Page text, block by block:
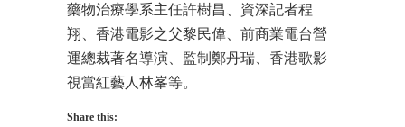
藥物治療學系主任許樹昌、資深記者程
翔、香港電影之父黎民偉、前商業電台營
運總裁著名導演、監制鄭丹瑞、香港歌影
視當紅藝人林峯等。
Share this: